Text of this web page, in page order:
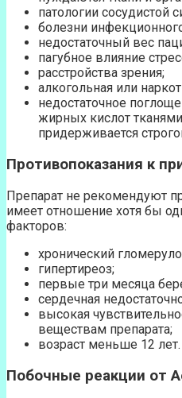
патологии сосудистой
болезни
недостаточный вес
пагубное влияние
расстройства зрения;
алкогольная или
недостаточное
жирных кислот
придерживается
Противопоказания к
Препарат не рекомендуют
имеет отношение хотя бы
факторов:
хронический
гипертиреоз;
первые три месяца
сердечная
высокая
веществам препарата;
возраст меньше 12 лет.
Побочные реакции от